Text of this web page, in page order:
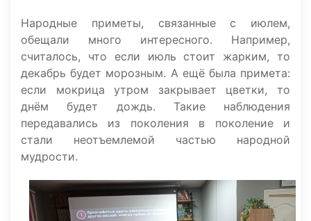
Народные приметы, связанные с июлем,
обещали много интересного. Например,
считалось, что если июль стоит жарким, то
декабрь будет морозным. А ещё была примета:
если мокрица утром закрывает цветки, то
днём будет дождь. Такие наблюдения
передавались из поколения в поколение и
стали неотъемлемой частью народной
мудрости.